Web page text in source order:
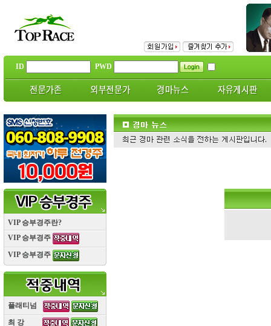
ID PWD
VIP 승부경주란?
VIP 승부경주
VIP 승부경주
플래티넘
최 강